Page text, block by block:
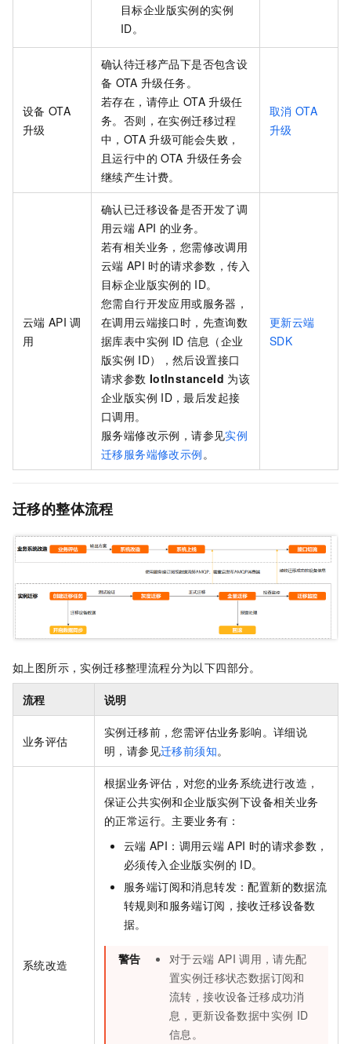
目标企业版实例的实例
ID。
设备 OTA
升级
确认待迁移产品下是否包含设
备 OTA 升级任务。
若存在，请停止 OTA 升级任
务。否则，在实例迁移过程
中，OTA 升级可能会失败，
且运行中的 OTA 升级任务会
继续产生计费。
取消 OTA
升级
云端 API 调
用
确认已迁移设备是否开发了调
用云端 API 的业务。
若有相关业务，您需修改调用
云端 API 时的请求参数，传入
目标企业版实例的 ID。
您需自行开发应用或服务器，
在调用云端接口时，先查询数
据库表中实例 ID 信息（企业
版实例 ID），然后设置接口
请求参数 IotInstanceId 为该
企业版实例 ID，最后发起接
口调用。
服务端修改示例，请参见实例
迁移服务端修改示例。
更新云端
SDK
迁移的整体流程
如上图所示，实例迁移整理流程分为以下四部分。
流程 说明
业务评估
实例迁移前，您需评估业务影响。详细说
明，请参见迁移前须知。
系统改造
根据业务评估，对您的业务系统进行改造，
保证公共实例和企业版实例下设备相关业务
的正常运行。主要业务有：
云端 API：调用云端 API 时的请求参数，
必须传入企业版实例的 ID。
服务端订阅和消息转发：配置新的数据流
转规则和服务端订阅，接收迁移设备数
据。
警告 对于云端 API 调用，请先配
置实例迁移状态数据订阅和
流转，接收设备迁移成功消
息，更新设备数据中实例 ID
信息。